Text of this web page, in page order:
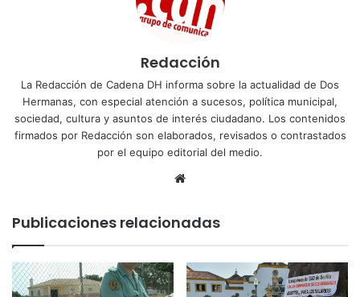
Redacción
La Redacción de Cadena DH informa sobre la actualidad de Dos
Hermanas, con especial atención a sucesos, política municipal,
sociedad, cultura y asuntos de interés ciudadano. Los contenidos
firmados por Redacción son elaborados, revisados o contrastados
por el equipo editorial del medio.
Sitio
Publicaciones relacionadas